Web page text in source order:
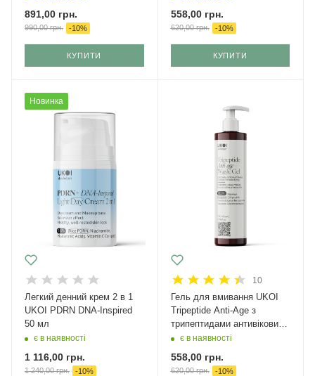
891,00 грн.
990,00грн. -10%
КУПИТИ
558,00грн.
620,00грн. -10%
КУПИТИ
Новинка
Легкий денний крем 2 в 1
UKOI PDRN DNA-Inspired
50 мл
є в наявності
1 116,00 грн.
1 240,00грн. -10%
10
Гель для вмивання UKOI
Tripeptide Anti-Age з
трипептидами антивіковий
200 мл
є в наявності
558,00грн.
620,00грн. -10%